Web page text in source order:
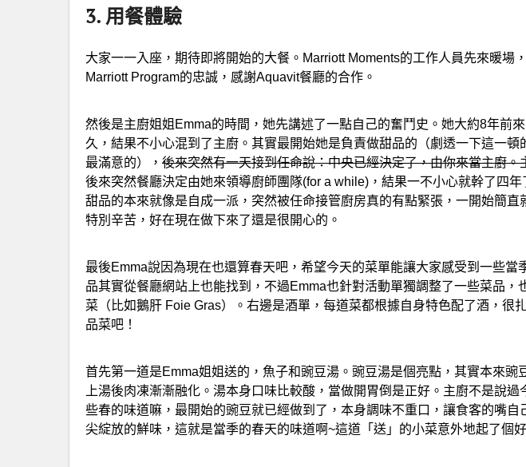
3. 用餐體驗
大家一一入座，期待即將開始的大餐。Marriott Moments的工作人員先來暖場
Marriott Program的忠誠，感謝Aquavit餐廳的合作。
然後是主廚姐姐Emma的時間，她先講述了一點自己的奮鬥史。她大約8年前
久，結果不小心混到了主廚。其實最開始她是負責做甜品的（劇透一下這一頓
最滿意的）， 後來突然有一天接到任命說：中央已經決定了，由你來當主廚。
後來突然餐廳決定由她來領導廚師團隊(for a while)，結果一不小心就幹了四
甜品的本來就像是自成一派，突然被任命接管廚房真的有點緊張，一開始簡直
特別辛苦，好在現在做下來了還是很開心的。
最後Emma說因為現在也還算春天吧，希望今天的菜單能讓大家感受到一些當
品其實從餐廳網站上也能找到，不過Emma也針對活動單獨調整了一些菜品，
菜（比如鵝肝 Foie Gras）。右邊是酒單，每道菜都根據自身特色配了酒，很
品菜吧！
首先第一道是Emma姐姐送的，魚子和豌豆湯。豌豆湯是個亮點，其實本來豌
上湯後肉凍漸漸融化。湯本身口味比較酸，當做開胃倒是正好。主廚不是說
些春的味道嘛，最開始的豌豆就已經做到了，本身調味不重口，讓食客的嘴自
尖綻放的鮮味，這就是當季的春天的味道啊~這道「送」的小菜意外地起了個好